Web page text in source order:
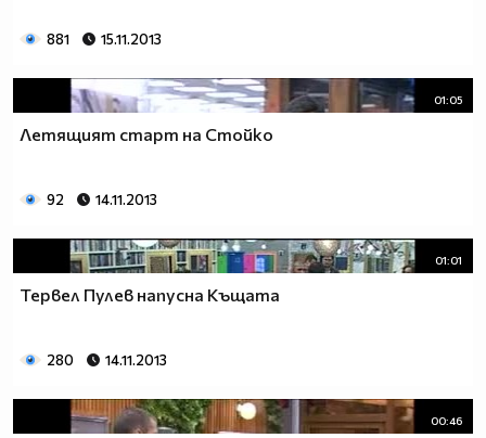
881 15.11.2013
01:05
Летящият старт на Стойко
92 14.11.2013
01:01
Тервел Пулев напусна Къщата
280 14.11.2013
00:46